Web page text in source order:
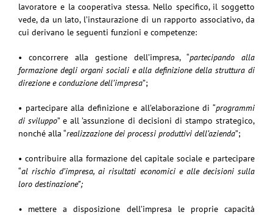
lavoratore e la cooperativa stessa. Nello specifico, il soggetto
vede, da un lato, l’instaurazione di un rapporto associativo, da
cui derivano le seguenti funzioni e competenze:
• concorrere alla gestione dell’impresa, “partecipando alla
formazione degli organi sociali e alla definizione della struttura di
direzione e conduzione dell’impresa”;
• partecipare alla definizione e all’elaborazione di “programmi
di sviluppo” e all ’assunzione di decisioni di stampo strategico,
nonché alla “realizzazione dei processi produttivi dell’azienda”;
• contribuire alla formazione del capitale sociale e partecipare
“al rischio d’impresa, ai risultati economici e alle decisioni sulla
loro destinazione”;
• mettere a disposizione dell’impresa le proprie capacità